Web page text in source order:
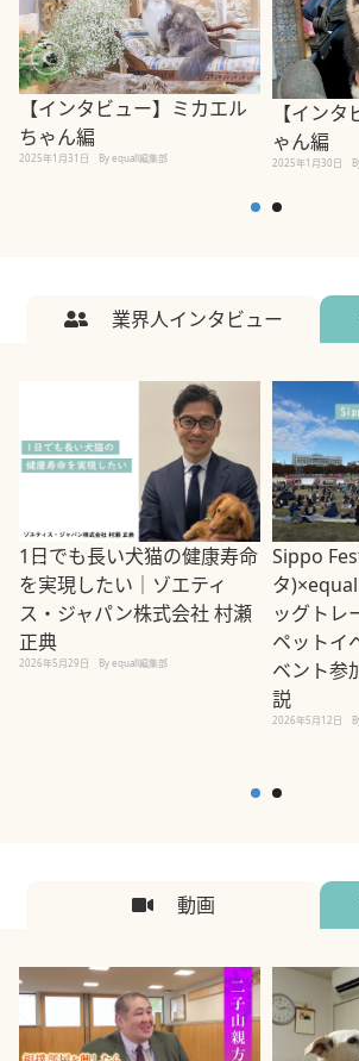
【インタビュー】ミカエル
ちゃん編
2025年1月31日 By equall編集部
【イン
ゃん編
2025年1月30日
業界人インタビュー
1日でも長い犬猫の健康寿命
を実現したい｜ゾエティ
ス・ジャパン株式会社 村瀬
正典
2026年5月29日 By equall編集部
Sippo
タ
ッグトレ
ペットイ
ベント参
説
2026年5月12日
動画